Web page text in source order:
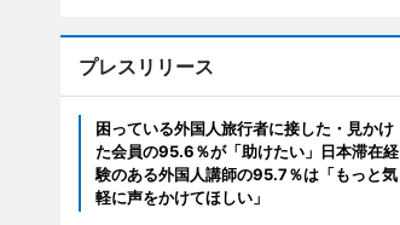
プレスリリース
困っている外国人旅行者に接した・見かけ
た会員の95.6％が「助けたい」日本滞在経
験のある外国人講師の95.7％は「もっと気
軽に声をかけてほしい」